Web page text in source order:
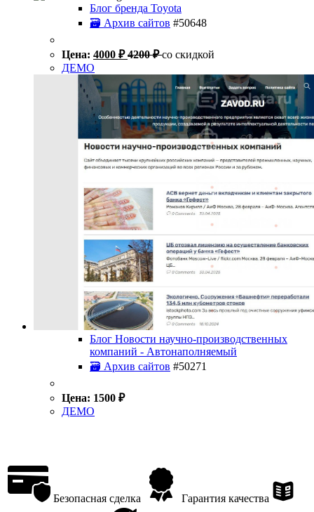
Блог бренда Toyota
🗃 Архив сайтов #50648
Цена: 4000 ₽ 4200₽ со скидкой
ДЕМО
Блог Новости научно-производственных
компаний - Автонаполняемый
🗃 Архив сайтов #50271
Цена: 1500 ₽
ДЕМО
Безопасная сделка Гарантия качества